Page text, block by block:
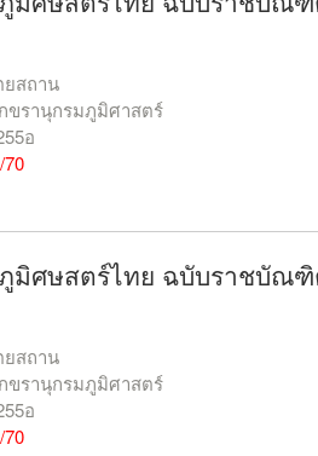
สถาน
ขรานุกรมภูมิศาสตร์
อ
70
มิศษสตร์ไทย ฉบับราชบัณ
สถาน
ขรานุกรมภูมิศาสตร์
อ
70